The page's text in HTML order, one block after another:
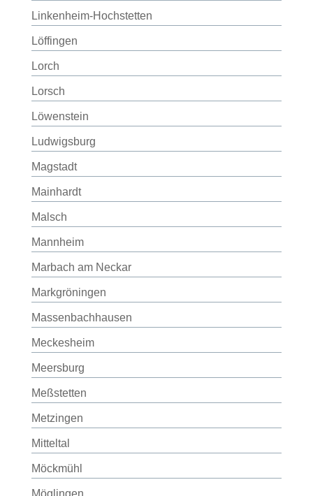
Linkenheim-Hochstetten
Löffingen
Lorch
Lorsch
Löwenstein
Ludwigsburg
Magstadt
Mainhardt
Malsch
Mannheim
Marbach am Neckar
Markgröningen
Massenbachhausen
Meckesheim
Meersburg
Meßstetten
Metzingen
Mitteltal
Möckmühl
Möglingen